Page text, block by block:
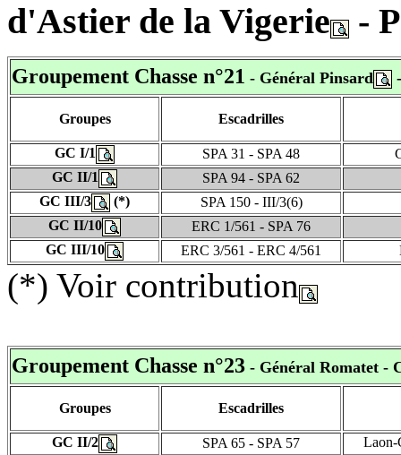
d'Astier de la Vigerie -
Groupement Chasse n°21 - Général Pinsard
Groupes Escadrilles
GC I/1 SPA 31 - SPA 48
GC II/1
SPA 94 - SPA 62
GC III/3
(*)
SPA 150 - III/3(6)
GC II/10
ERC 1/561 - SPA 76
GC III/10
ERC 3/561 - ERC 4/561
(*) Voir contribution
Groupement Chasse n°23 - Général Romatet -
Groupes Escadrilles
GC II/2 SPA 65 - SPA 57
Laon-